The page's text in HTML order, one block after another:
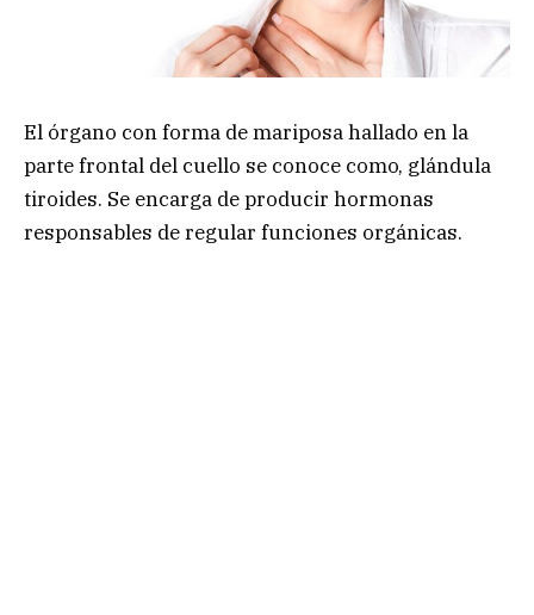
El órgano con forma de mariposa hallado en la
parte frontal del cuello se conoce como, glándula
tiroides. Se encarga de producir hormonas
responsables de regular funciones orgánicas.